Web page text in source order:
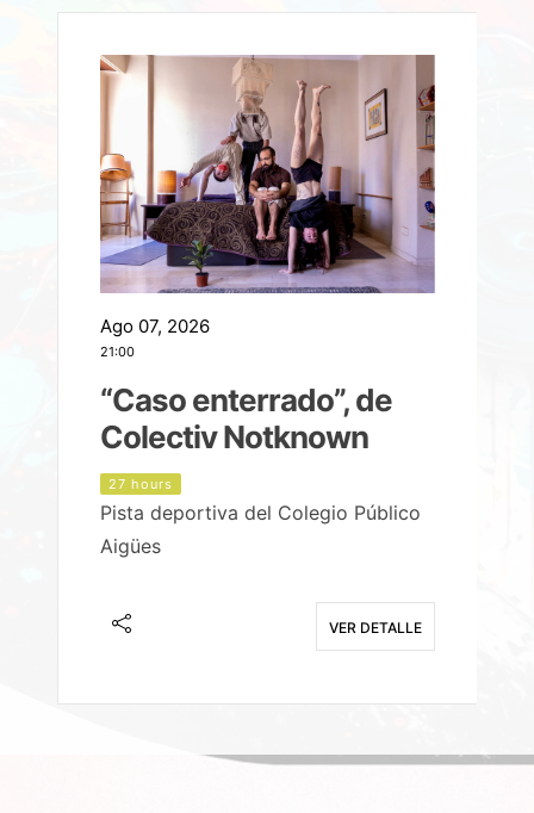
Ago 07, 2026
21:00
“Caso enterrado”, de
Colectiv Notknown
27 hours
Pista deportiva del Colegio Público
Aigües
VER DETALLE